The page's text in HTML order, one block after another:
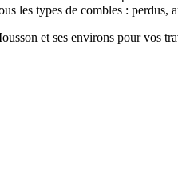
les types de combles : perdus,
et ses environs pour vos